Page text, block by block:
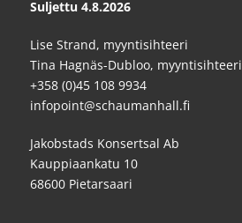
Suljettu 4.8.2026
Lise Strand, myyntisihteeri
Tina Hagnäs-Dubloo, myyntisihteeri
+358 (0)45 108 9934
infopoint@schaumanhall.fi
Jakobstads Konsertsal Ab
Kauppiaankatu 10
68600 Pietarsaari